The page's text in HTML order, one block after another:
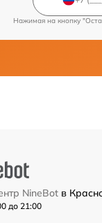
Нажимая на кнопку
NineBot в
до 21:00